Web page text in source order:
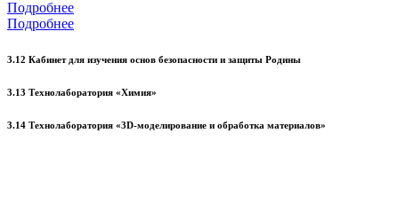
Подробнее
Подробнее
3.12 Кабинет для изучения основ безопасности и защиты Родины
3.13 Технолаборатория «Химия»
3.14 Технолаборатория «3D-моделирование и обработка материалов»